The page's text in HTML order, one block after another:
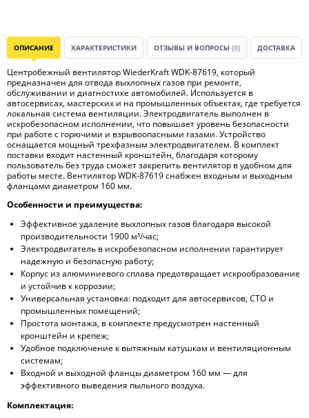
ОПИСАНИЕ ХАРАКТЕРИСТИКИ ОТЗЫВЫ И ВОПРОСЫ (0) ДОСТАВКА
Центробежный вентилятор WiederKraft WDK-87619, который
предназначен для отвода выхлопных газов при ремонте,
обслуживании и диагностике автомобилей. Используется в
автосервисах, мастерских и на промышленных объектах, где требуется
локальная система вентиляции. Электродвигатель выполнен в
искробезопасном исполнении, что повышает уровень безопасности
при работе с горючими и взрывоопасными газами. Устройство
оснащается мощный трехфазным электродвигателем. В комплект
поставки входит настенный кронштейн, благодаря которому
пользователь без труда сможет закрепить вентилятор в удобном для
работы месте. Вентилятор WDK-87619 снабжен входным и выходным
фланцами диаметром 160 мм.
Особенности и преимущества:
Эффективное удаление выхлопных газов благодаря высокой
производительности 1900 м³/час;
Электродвигатель в искробезопасном исполнении гарантирует
надежную и безопасную работу;
Корпус из алюминиевого сплава предотвращает искрообразование
и устойчив к коррозии;
Универсальная установка: подходит для автосервисов, СТО и
промышленных помещений;
Простота монтажа, в комплекте предусмотрен настенный
кронштейн и крепеж;
Удобное подключение к вытяжным катушкам и вентиляционным
системам;
Входной и выходной фланцы диаметром 160 мм — для
эффективного выведения пыльного воздуха.
Комплектация: